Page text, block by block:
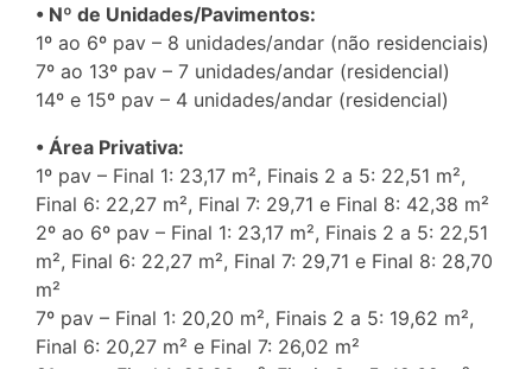
• Nº de Unidades/Pavimentos:
1º ao 6º pav – 8 unidades/andar (não residenciais)
7º ao 13º pav – 7 unidades/andar (residencial)
14º e 15º pav – 4 unidades/andar (residencial)
• Área Privativa:
1º pav – Final 1: 23,17 m², Finais 2 a 5: 22,51 m²,
Final 6: 22,27 m², Final 7: 29,71 e Final 8: 42,38 m²
2º ao 6º pav – Final 1: 23,17 m², Finais 2 a 5: 22,51
m², Final 6: 22,27 m², Final 7: 29,71 e Final 8: 28,70
m²
7º pav – Final 1: 20,20 m², Finais 2 a 5: 19,62 m²,
Final 6: 20,27 m² e Final 7: 26,02 m²